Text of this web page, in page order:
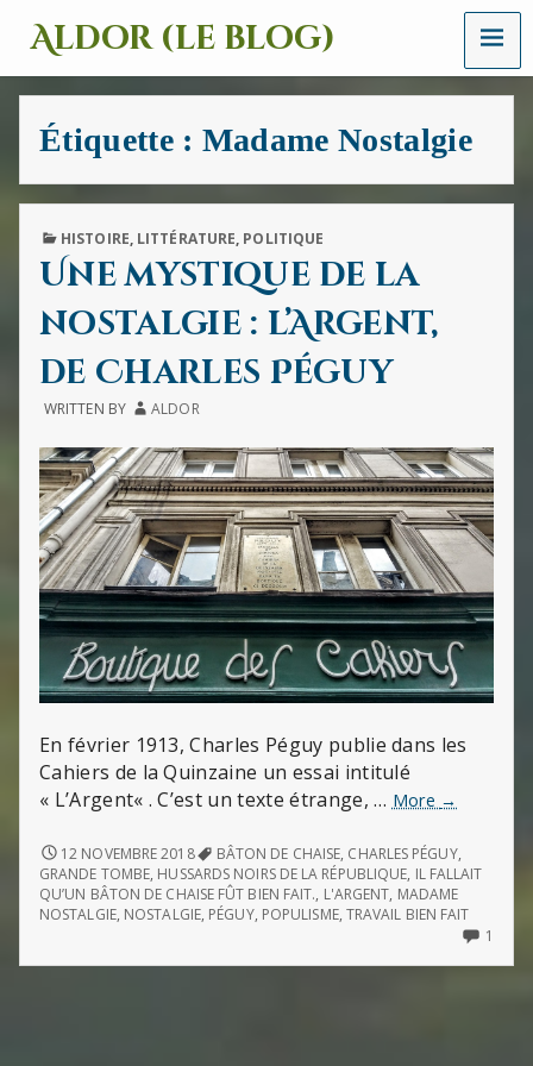
Aldor (le blog)
Un
site
avec
des
des
images
et
sons
MENU
Étiquette : Madame Nostalgie
PUBLISHED
HISTOIRE, LITTÉRATURE, POLITIQUE
Une mystique de la
nostalgie : l’Argent,
de Charles Péguy
WRITTEN BY ALDOR
En février 1913, Charles Péguy publie dans les
Cahiers de la Quinzaine un essai intitulé
« L’Argent« . C’est un texte étrange, … More
Une
de
la
nostalgie
:
l’Argent,
de
→
UNE
MYSTIQUE
DE
LA
L’ARGENT,
12 NOVEMBRE 2018 BÂTON DE CHAISE, CHARLES PÉGUY,
GRANDE TOMBE, HUSSARDS NOIRS DE LA RÉPUBLIQUE, IL FALLAIT
QU’UN BÂTON DE CHAISE FÛT BIEN FAIT., L'ARGENT, MADAME
NOSTALGIE, NOSTALGIE, PÉGUY, POPULISME, TRAVAIL BIEN FAIT
1